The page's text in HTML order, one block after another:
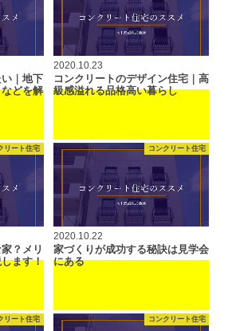
｜地下
どを解
2020.10.23
コンクリートのデザイン住宅｜高
級感溢れる品格高い暮らし
リート住宅
？メリ
ます！
コンクリート住宅
2020.10.22
家づくりが成功する秘訣は見学会
にある
リート住宅 コンクリート住宅